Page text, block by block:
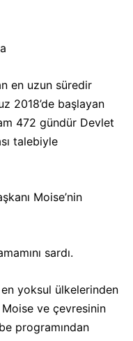
en uzun süredir
2018’de başlayan
472 gündür Devlet
talebiyle
Moise’nin
sardı.
en yoksul ülkelerinden
Moise ve çevresinin
programından